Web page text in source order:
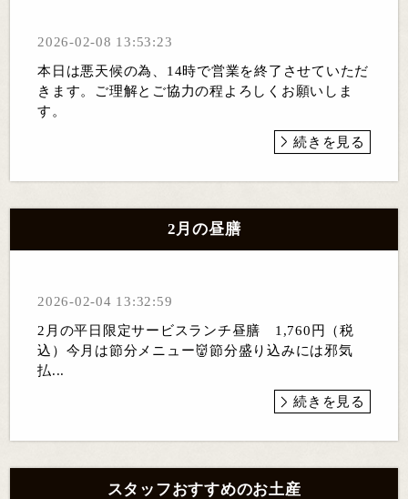
2026-02-08 13:53:23
本日は悪天候の為、14時で営業を終了させていただ
きます。ご理解とご協力の程よろしくお願いしま
す。
続きを見る
2月の昼膳
2026-02-04 13:32:59
2月の平日限定サービスランチ昼膳 1,760円（税
込）今月は節分メニュー👹節分盛り込みには邪気
払...
続きを見る
スタッフおすすめのお土産